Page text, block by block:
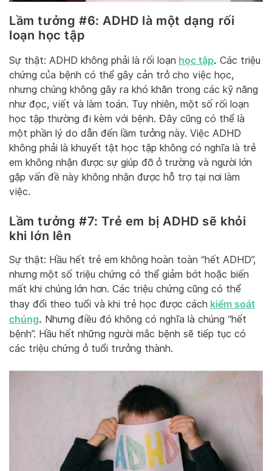
Lầm tưởng #6: ADHD là một dạng rối
loạn học tập
Sự thật: ADHD không phải là rối loạn học tập. Các triệu
chứng của bệnh có thể gây cản trở cho việc học,
nhưng chúng không gây ra khó khăn trong các kỹ năng
như đọc, viết và làm toán. Tuy nhiên, một số rối loạn
học tập thường đi kèm với bệnh. Đây cũng có thể là
một phần lý do dẫn đến lầm tưởng này. Việc ADHD
không phải là khuyết tật học tập không có nghĩa là trẻ
em không nhận được sự giúp đỡ ở trường và người lớn
gặp vấn đề này không nhận được hỗ trợ tại nơi làm
việc.
Lầm tưởng #7: Trẻ em bị ADHD sẽ khỏi
khi lớn lên
Sự thật: Hầu hết trẻ em không hoàn toàn “hết ADHD”,
nhưng một số triệu chứng có thể giảm bớt hoặc biến
mất khi chúng lớn hơn. Các triệu chứng cũng có thể
thay đổi theo tuổi và khi trẻ học được cách kiểm soát
chúng. Nhưng điều đó không có nghĩa là chúng “hết
bệnh”. Hầu hết những người mắc bệnh sẽ tiếp tục có
các triệu chứng ở tuổi trưởng thành.